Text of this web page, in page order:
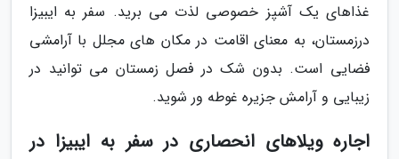
غذاهای یک آشپز خصوصی لذت می برید. سفر به ایبیزا
درزمستان، به معنای اقامت در مکان های مجلل با آرامشی
فضایی است. بدون شک در فصل زمستان می توانید در
زیبایی و آرامش جزیره غوطه ور شوید.
اجاره ویلاهای انحصاری در سفر به ایبیزا در